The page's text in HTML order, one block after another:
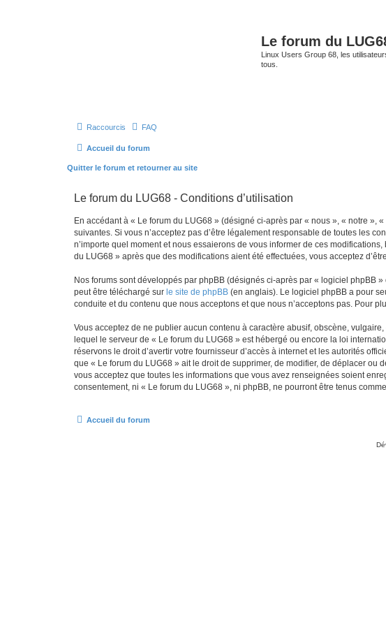
Le forum du
Linux Users Group 68, les
tous.
Raccourcis FAQ
Accueil du forum
Quitter le forum et retourner au site
Le forum du LUG68 - Conditions d’utilisation
En accédant à « Le forum du LUG68 » (désigné ci-après par « nous », « notre »,
suivantes. Si vous n’acceptez pas d’être légalement responsable de toutes les
n’importe quel moment et nous essaierons de vous informer de ces
du LUG68 » après que des modifications aient été effectuées, vous acceptez
Nos forums sont développés par phpBB (désignés ci-après par « logiciel phpBB
peut être téléchargé sur le site de phpBB (en anglais). Le logiciel phpBB a pour
conduite et du contenu que nous acceptons et que nous n’acceptons pas. Pour
Vous acceptez de ne publier aucun contenu à caractère abusif, obscène,
lequel le serveur de « Le forum du LUG68 » est hébergé ou encore la loi
réservons le droit d’avertir votre fournisseur d’accès à internet et les autorités
que « Le forum du LUG68 » ait le droit de supprimer, de modifier, de déplacer ou
vous acceptez que toutes les informations que vous avez renseignées soient
consentement, ni « Le forum du LUG68 », ni phpBB, ne pourront être tenus
Accueil du forum